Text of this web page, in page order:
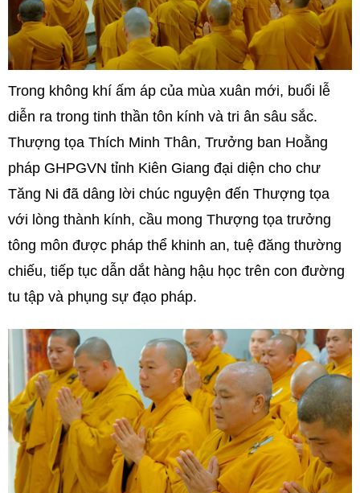
Trong không khí ấm áp của mùa xuân mới, buổi lễ
diễn ra trong tinh thần tôn kính và tri ân sâu sắc.
Thượng tọa Thích Minh Thân, Trưởng ban Hoằng
pháp GHPGVN tỉnh Kiên Giang đại diện cho chư
Tăng Ni đã dâng lời chúc nguyện đến Thượng tọa
với lòng thành kính, cầu mong Thượng tọa trưởng
tông môn được pháp thể khinh an, tuệ đăng thường
chiếu, tiếp tục dẫn dắt hàng hậu học trên con đường
tu tập và phụng sự đạo pháp.